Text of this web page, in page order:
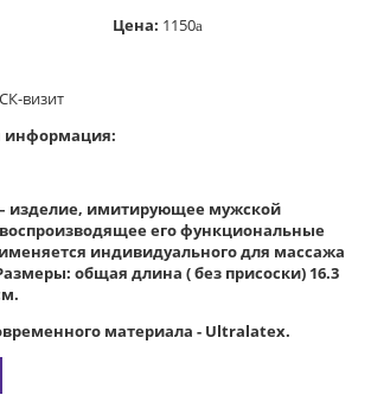
Цена: 1150a
СК-визит
информация:
изделие, имитирующее мужской
его функциональные
индивидуального для массажа
общая длина ( без присоски) 16.3
материала - Ultralatex.